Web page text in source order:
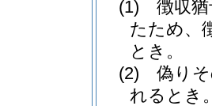
(1)
徴収
たため、
とき。
(2)
偽り
れるとき